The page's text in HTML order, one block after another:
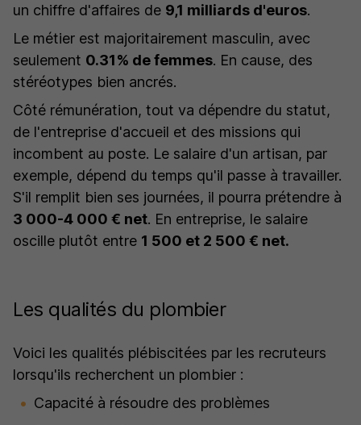
un chiffre d'affaires de 9,1 milliards d'euros.
Le métier est majoritairement masculin, avec
seulement 0.31% de femmes. En cause, des
stéréotypes bien ancrés.
Côté rémunération, tout va dépendre du statut,
de l'entreprise d'accueil et des missions qui
incombent au poste. Le salaire d'un artisan, par
exemple, dépend du temps qu'il passe à travailler.
S'il remplit bien ses journées, il pourra prétendre à
3 000-4 000 € net. En entreprise, le salaire
oscille plutôt entre 1 500 et 2 500 € net.
Les qualités du plombier
Voici les qualités plébiscitées par les recruteurs
lorsqu'ils recherchent un plombier :
Capacité à résoudre des problèmes